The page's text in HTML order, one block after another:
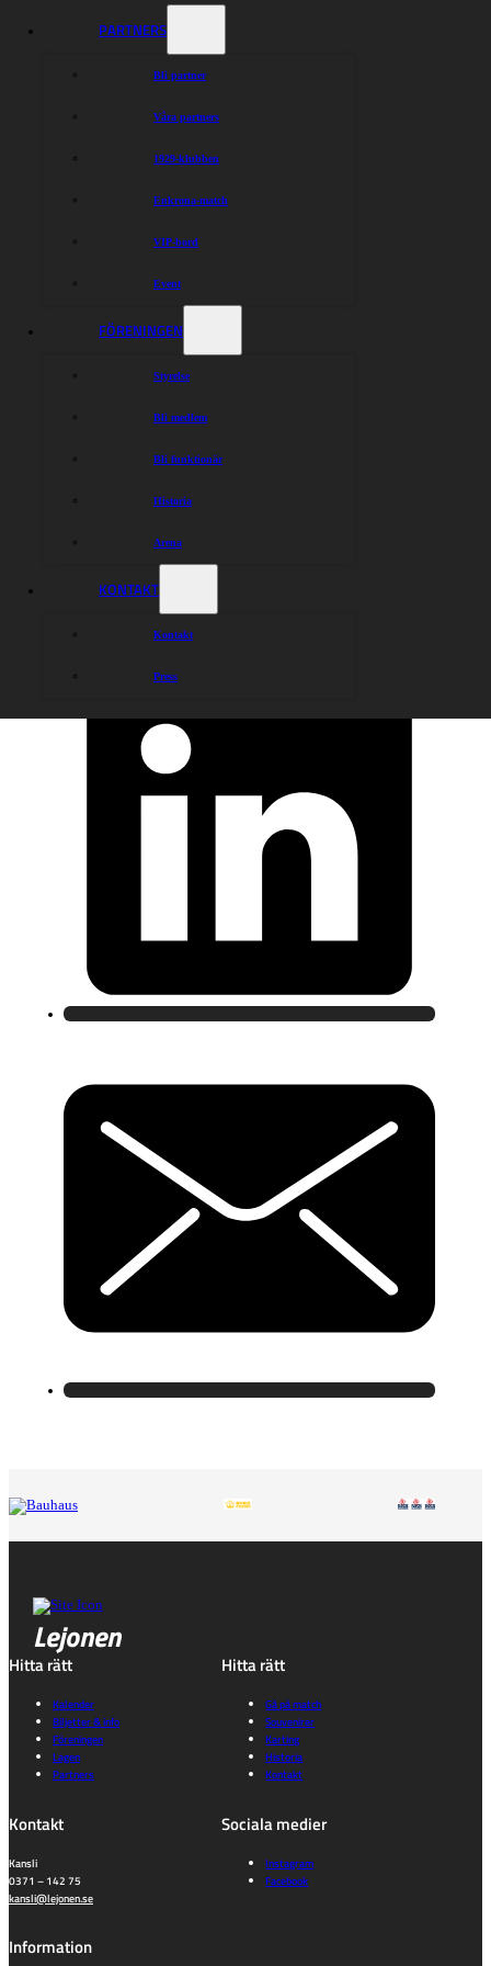
PARTNERS
Bli partner
Våra partners
1929-klubben
Enkrona-match
VIP-bord
Event
FÖRENINGEN
Styrelse
Bli medlem
Bli funktionär
Historia
Arena
KONTAKT
Kontakt
Press
Lejonen
Hitta rätt
Kalender
Biljetter & info
Föreningen
Lagen
Partners
Hitta rätt
Gå på match
Souvenirer
Karting
Historia
Kontakt
Kontakt
Kansli
0371 – 142 75
kansli@lejonen.se
Sociala medier
Instagram
Facebook
Information